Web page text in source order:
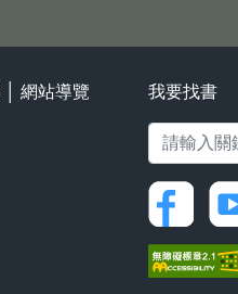
網站導覽 我要找書